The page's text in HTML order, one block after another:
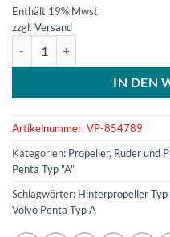
Enthält 19% Mwst
zzgl. Versand
IN DEN
Artikelnummer:VP-854789
Kategorien: Propeller, Ruder und
Penta Typ "A"
Schlagwörter: Hinterpropeller Typ
Volvo Penta Typ A